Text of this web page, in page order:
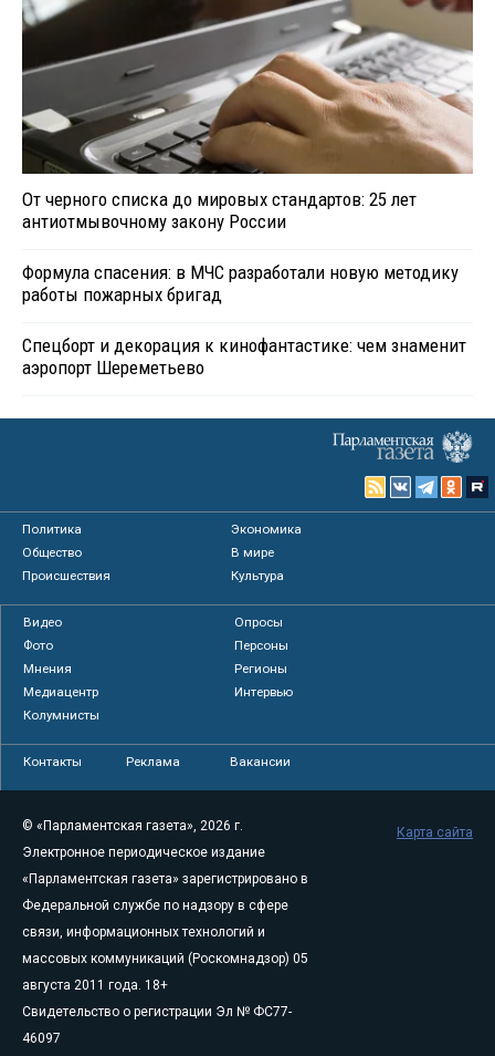
От черного списка до мировых стандартов: 25 лет
антиотмывочному закону России
Формула спасения: в МЧС разработали новую методику
работы пожарных бригад
Спецборт и декорация к кинофантастике: чем знаменит
аэропорт Шереметьево
Политика
Экономика
Общество
В мире
Происшествия
Культура
Видео
Опросы
Фото
Персоны
Мнения
Регионы
Медиацентр
Интервью
Колумнисты
Контакты Реклама Вакансии
© «Парламентская газета», 2026 г.
Электронное периодическое издание
«Парламентская газета» зарегистрировано в
Федеральной службе по надзору в сфере
связи, информационных технологий и
массовых коммуникаций (Роскомнадзор) 05
августа 2011 года. 18+
Свидетельство о регистрации Эл № ФС77-
46097
Карта сайта